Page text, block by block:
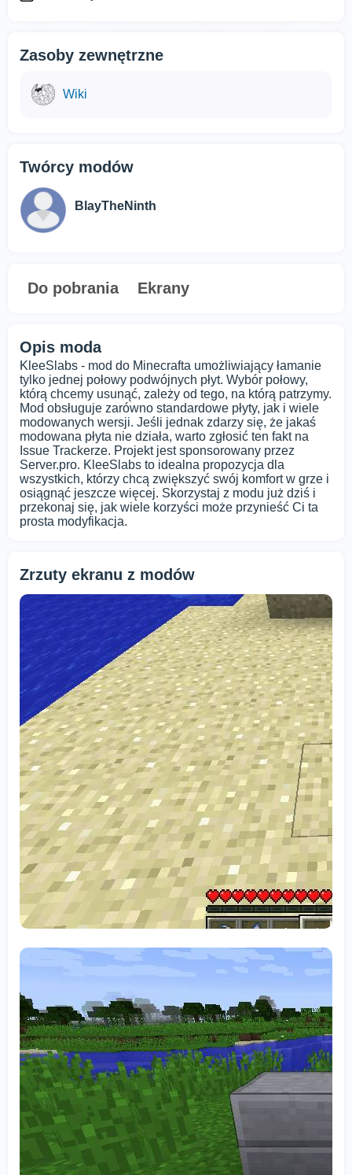
Zasoby zewnętrzne
Wiki
Twórcy modów
BlayTheNinth
Do pobrania Ekrany
Opis moda
KleeSlabs - mod do Minecrafta umożliwiający łamanie
tylko jednej połowy podwójnych płyt. Wybór połowy,
którą chcemy usunąć, zależy od tego, na którą patrzymy.
Mod obsługuje zarówno standardowe płyty, jak i wiele
modowanych wersji. Jeśli jednak zdarzy się, że jakaś
modowana płyta nie działa, warto zgłosić ten fakt na
Issue Trackerze. Projekt jest sponsorowany przez
Server.pro. KleeSlabs to idealna propozycja dla
wszystkich, którzy chcą zwiększyć swój komfort w grze i
osiągnąć jeszcze więcej. Skorzystaj z modu już dziś i
przekonaj się, jak wiele korzyści może przynieść Ci ta
prosta modyfikacja.
Zrzuty ekranu z modów